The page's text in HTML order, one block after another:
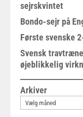
sejrskvintet
Bondo-sejr på
Første svenske
Svensk
øjeblikkelig
Arkiver